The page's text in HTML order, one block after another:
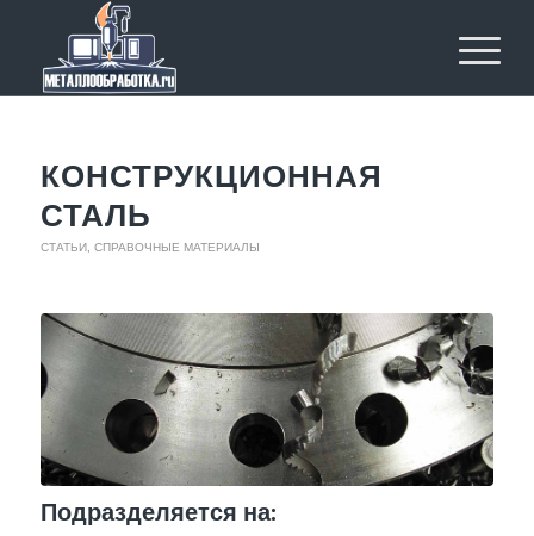
КОНСТРУКЦИОННАЯ
СТАЛЬ
СТАТЬИ, СПРАВОЧНЫЕ МАТЕРИАЛЫ
Подразделяется на: